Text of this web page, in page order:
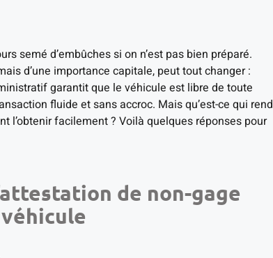
semé d’embûches si on n’est pas bien préparé.
d’une importance capitale, peut tout changer :
garantit que le véhicule est libre de toute
fluide et sans accroc. Mais qu’est-ce qui rend
l’obtenir facilement ? Voilà quelques réponses pour
de non-gage